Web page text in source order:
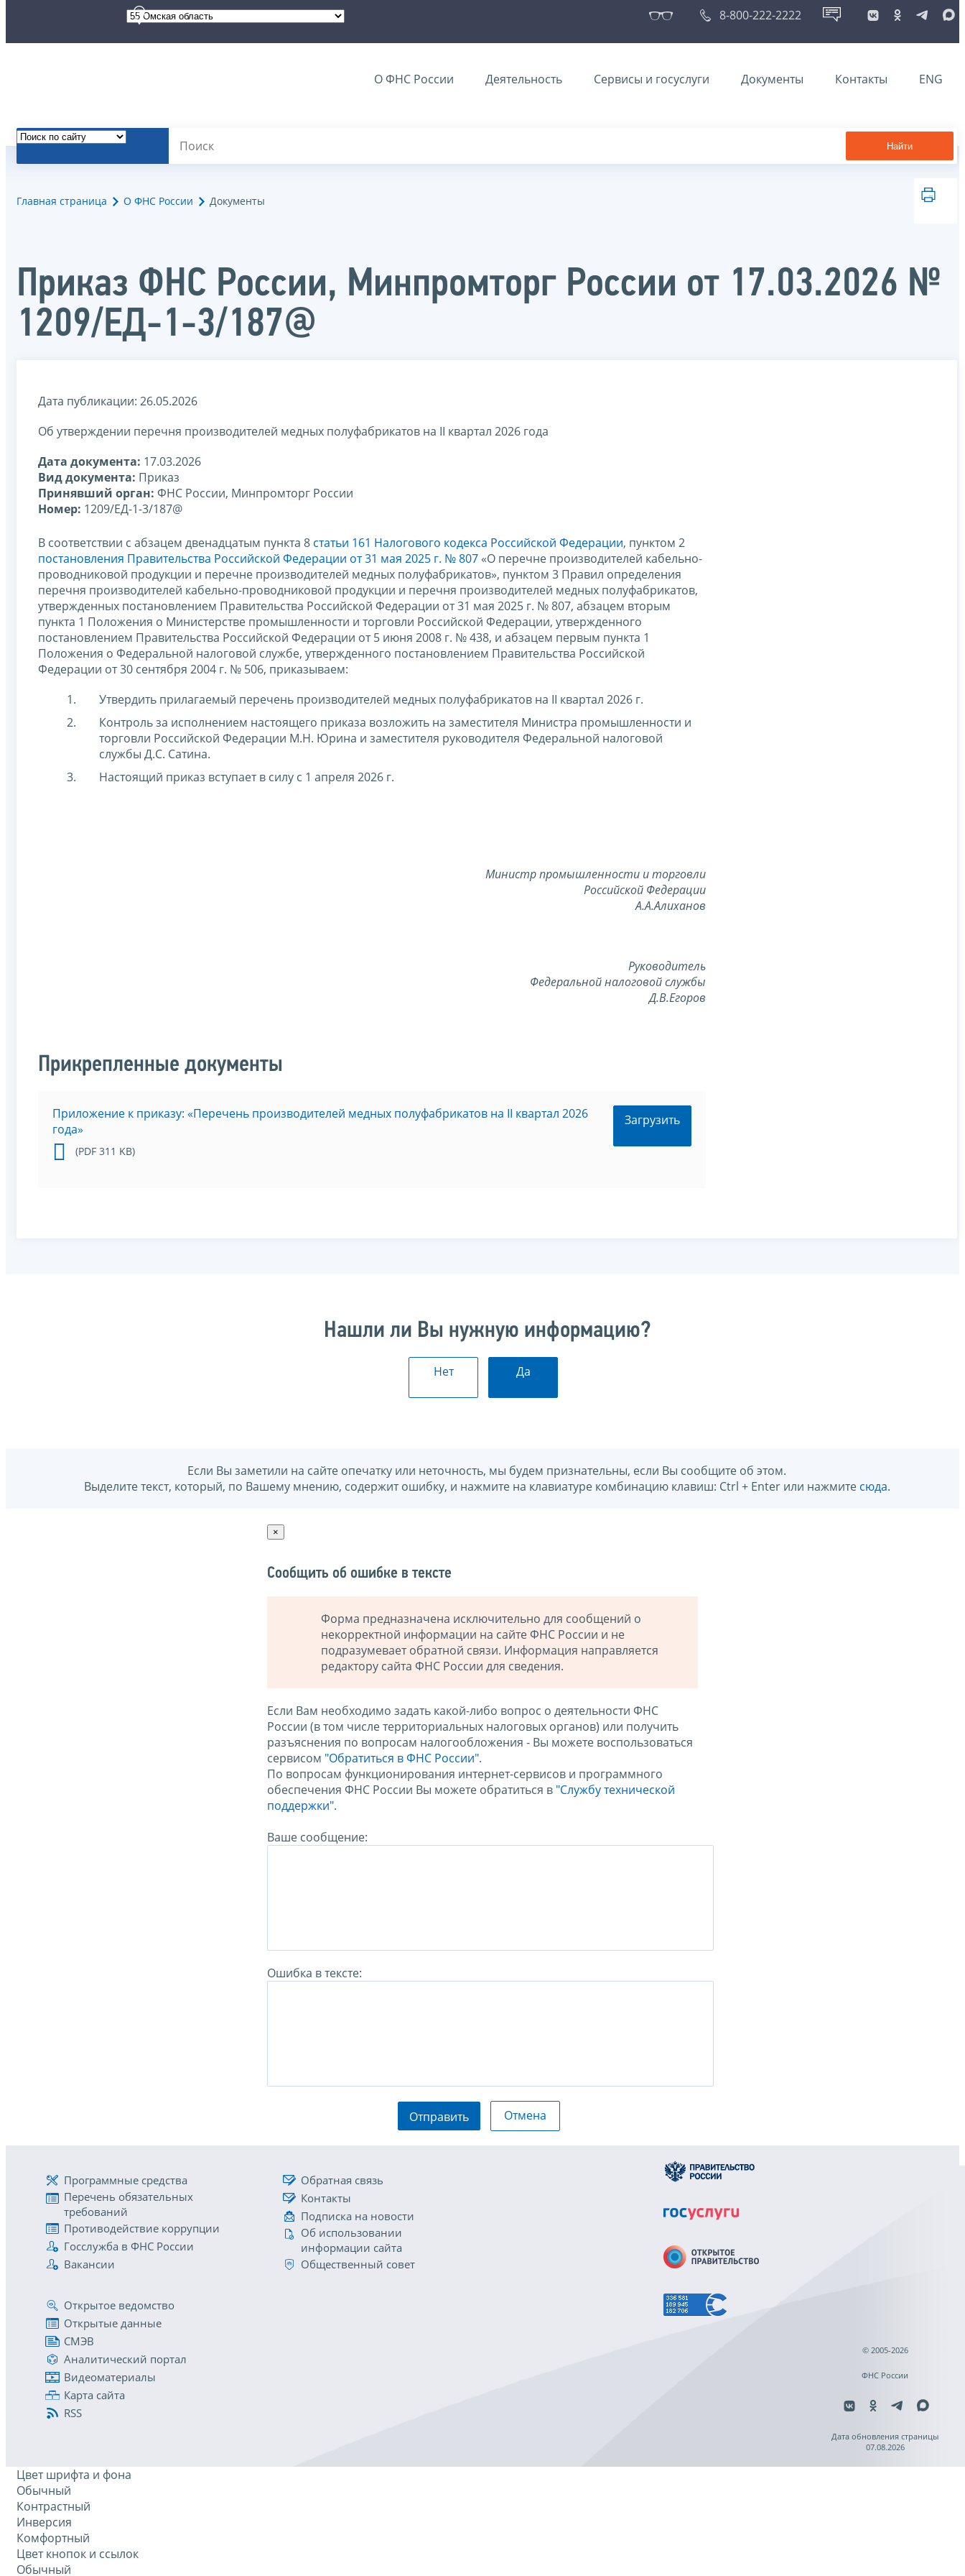
8-800-222-2222
О ФНС России Деятельность Сервисы и госуслуги Документы Контакты ENG
Найти
Главная страница О ФНС России Документы
Приказ ФНС России, Минпромторг России от 17.03.2026 №
1209/ЕД-1-3/187@
Дата публикации: 26.05.2026
Об утверждении перечня производителей медных полуфабрикатов на II квартал 2026 года
Дата документа: 17.03.2026
Вид документа: Приказ
Принявший орган: ФНС России, Минпромторг России
Номер: 1209/ЕД-1-3/187@
В соответствии с абзацем двенадцатым пункта 8 статьи 161 Налогового кодекса Российской Федерации, пунктом 2
постановления Правительства Российской Федерации от 31 мая 2025 г. № 807 «О перечне производителей кабельно-
проводниковой продукции и перечне производителей медных полуфабрикатов», пунктом 3 Правил определения
перечня производителей кабельно-проводниковой продукции и перечня производителей медных полуфабрикатов,
утвержденных постановлением Правительства Российской Федерации от 31 мая 2025 г. № 807, абзацем вторым
пункта 1 Положения о Министерстве промышленности и торговли Российской Федерации, утвержденного
постановлением Правительства Российской Федерации от 5 июня 2008 г. № 438, и абзацем первым пункта 1
Положения о Федеральной налоговой службе, утвержденного постановлением Правительства Российской
Федерации от 30 сентября 2004 г. № 506, приказываем:
Утвердить прилагаемый перечень производителей медных полуфабрикатов на II квартал 2026 г.
Контроль за исполнением настоящего приказа возложить на заместителя Министра промышленности и
торговли Российской Федерации М.Н. Юрина и заместителя руководителя Федеральной налоговой
службы Д.С. Сатина.
Настоящий приказ вступает в силу с 1 апреля 2026 г.
Министр промышленности и торговли
Российской Федерации
А.А.Алиханов
Руководитель
Федеральной налоговой службы
Д.В.Егоров
Прикрепленные документы
Приложение к приказу: «Перечень производителей медных полуфабрикатов на II квартал 2026
года»
(PDF 311 KB)
Загрузить
Нашли ли Вы нужную информацию?
Нет Да
Если Вы заметили на сайте опечатку или неточность, мы будем признательны, если Вы сообщите об этом.
Выделите текст, который, по Вашему мнению, содержит ошибку, и нажмите на клавиатуре комбинацию клавиш: Ctrl + Enter или нажмите сюда.
×
Сообщить об ошибке в тексте
Форма предназначена исключительно для сообщений о
некорректной информации на сайте ФНС России и не
подразумевает обратной связи. Информация направляется
редактору сайта ФНС России для сведения.
Если Вам необходимо задать какой-либо вопрос о деятельности ФНС
России (в том числе территориальных налоговых органов) или получить
разъяснения по вопросам налогообложения - Вы можете воспользоваться
сервисом "Обратиться в ФНС России".
По вопросам функционирования интернет-сервисов и программного
обеспечения ФНС России Вы можете обратиться в "Службу технической
поддержки".
Ваше сообщение:
Ошибка в тексте:
Отправить Отмена
Программные средства
Перечень обязательных
требований
Противодействие коррупции
Госслужба в ФНС России
Вакансии
Обратная связь
Контакты
Подписка на новости
Об использовании
информации сайта
Общественный совет
Открытое ведомство
Открытые данные
СМЭВ
Аналитический портал
Видеоматериалы
Карта сайта
RSS
© 2005-2026
ФНС России
Дата обновления страницы
07.08.2026
Цвет шрифта и фона
Обычный
Контрастный
Инверсия
Комфортный
Цвет кнопок и ссылок
Обычный